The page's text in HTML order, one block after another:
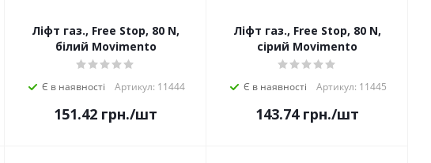
Ліфт газ., Free Stop, 80 N,
білий Movimento
Є в наявності Артикул: 11444
151.42 грн./шт
Ліфт газ., Free Stop, 80 N,
сірий Movimento
Є в наявності Артикул: 11445
143.74грн./шт